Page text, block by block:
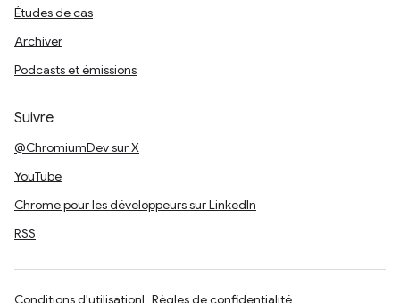
Études de cas
Archiver
Podcasts et émissions
Suivre
@ChromiumDev sur X
YouTube
Chrome pour les développeurs sur LinkedIn
RSS
Conditions d'utilisation Règles de confidentialité